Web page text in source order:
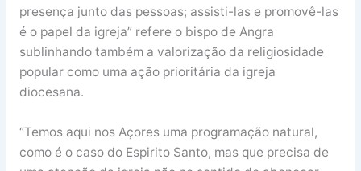
presença junto das pessoas; assisti-las e promovê-las
é o papel da igreja” refere o bispo de Angra
sublinhando também a valorização da religiosidade
popular como uma ação prioritária da igreja
diocesana.
“Temos aqui nos Açores uma programação natural,
como é o caso do Espirito Santo, mas que precisa de